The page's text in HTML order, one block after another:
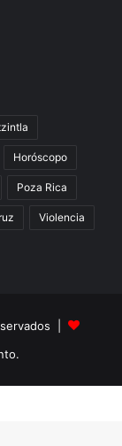
Horóscopo
Poza Rica
Violencia
|